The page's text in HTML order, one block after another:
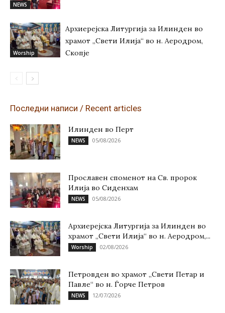
NEWS
Worship
Архиерејска Литургија за Илинден во
храмот „Свети Илија“ во н. Аеродром,
Скопје
Последни написи / Recent articles
Илинден во Перт
NEWS 05/08/2026
Прославен споменот на Св. пророк
Илија во Сиденхам
NEWS 05/08/2026
Архиерејска Литургија за Илинден во
храмот „Свети Илија“ во н. Аеродром,...
Worship 02/08/2026
Петровден во храмот „Свети Петар и
Павле“ во н. Ѓорче Петров
NEWS 12/07/2026